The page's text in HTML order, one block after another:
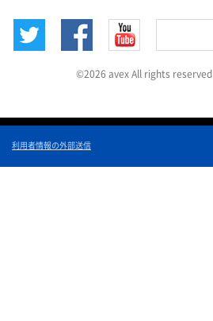
©2026 avex All rights reserved.
利用者情報の外部送信